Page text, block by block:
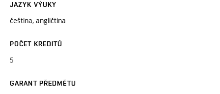
JAZYK VÝUKY
čeština, angličtina
POČET KREDITŮ
5
GARANT PŘEDMĚTU